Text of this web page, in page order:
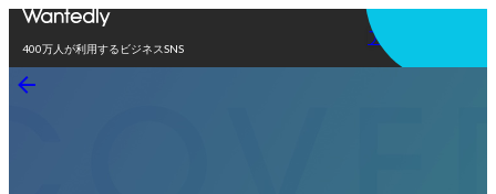
400万人が利用するビジネスSNS
アプリを使う